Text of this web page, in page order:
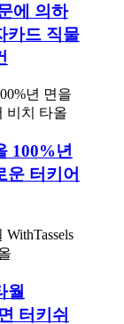
에 의하
카드 직물
100%년
운 터키어
월
터키쉬